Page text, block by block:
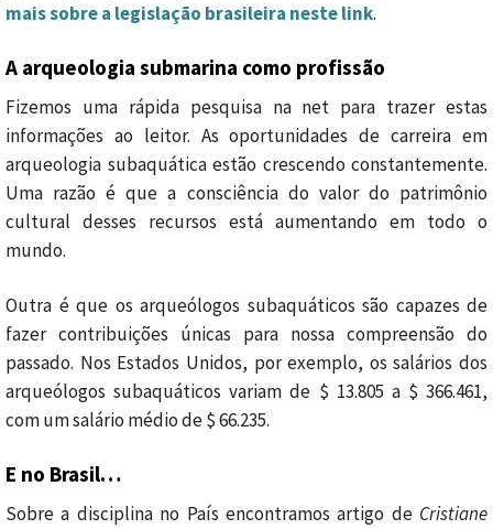
mais sobre a legislação brasileira neste link.
A arqueologia submarina como profissão
Fizemos uma rápida pesquisa na net para trazer estas
informações ao leitor. As oportunidades de carreira em
arqueologia subaquática estão crescendo constantemente.
Uma razão é que a consciência do valor do patrimônio
cultural desses recursos está aumentando em todo o
mundo.
Outra é que os arqueólogos subaquáticos são capazes de
fazer contribuições únicas para nossa compreensão do
passado. Nos Estados Unidos, por exemplo, os salários dos
arqueólogos subaquáticos variam de $ 13.805 a $ 366.461,
com um salário médio de $ 66.235.
E no Brasil…
Sobre a disciplina no País encontramos artigo de Cristiane